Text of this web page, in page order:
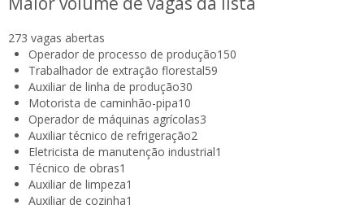
273 vagas abertas
Operador de processo de produção150
Trabalhador de extração florestal59
Auxiliar de linha de produção30
Motorista de caminhão-pipa10
Operador de máquinas agrícolas3
Auxiliar técnico de refrigeração2
Eletricista de manutenção industrial1
Técnico de obras1
Auxiliar de limpeza1
Auxiliar de cozinha1